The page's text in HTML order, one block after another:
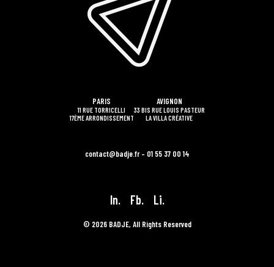
PARIS
11 RUE TORRICELLI
17ÈME ARRONDISSEMENT
AVIGNON
33 BIS RUE LOUIS PASTEUR
LA VILLA CRÉATIVE
contact@badje.fr – 01 55 37 00 14
In. Fb. Li.
© 2026 BADJE, All Rights Reserved